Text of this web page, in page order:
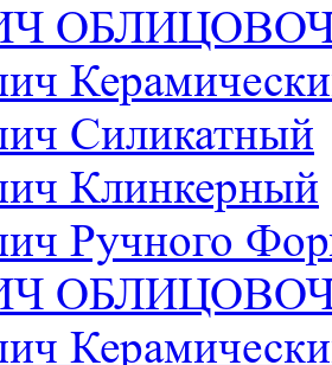
Силикатный
Клинкерный
Ручного